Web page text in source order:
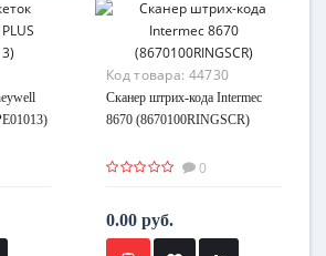
Код товара: 44730
Сканер штрих-кода Intermec
8670 (8670100RINGSCR)
0
0.00 руб.